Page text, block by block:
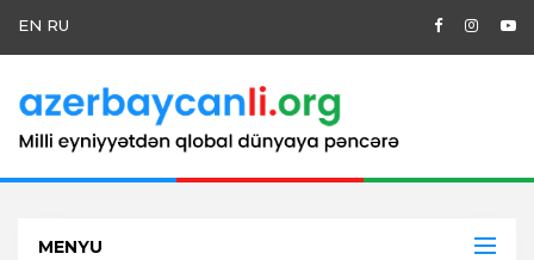
EN RU
MENYU